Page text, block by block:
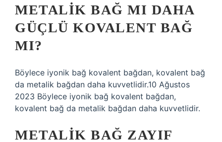
METALIK BAĞ MI DAHA
GÜÇLÜ KOVALENT BAĞ
MI?
Böylece iyonik bağ kovalent bağdan, kovalent bağ
da metalik bağdan daha kuvvetlidir.10 Ağustos
2023 Böylece iyonik bağ kovalent bağdan,
kovalent bağ da metalik bağdan daha kuvvetlidir.
METALIK BAĞ ZAYIF